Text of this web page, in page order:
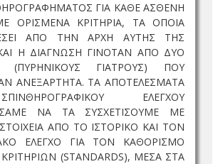
ΓΙΑ ΚΑΘΕ ΑΣΘΕΝΗ
ΟΡΙΣΜΕΝΑ ΚΡΙΤΗΡΙΑ, ΤΑ ΟΠΟΙΑ
ΑΠΟ ΤΗΝ ΑΡΧΗ ΑΥΤΗΣ ΤΗΣ
Η ΔΙΑΓΝΩΣΗ ΓΙΝΟΤΑΝ ΑΠΟ ΔΥΟ
(ΠΥΡΗΝΙΚΟΥΣ ΓΙΑΤΡΟΥΣ) ΠΟΥ
ΑΝΕΞΑΡΤΗΤΑ. ΤΑ ΑΠΟΤΕΛΕΣΜΑΤΑ
ΕΛΕΓΧΟΥ
ΝΑ ΤΑ ΣΥΣΧΕΤΙΣΟΥΜΕ ΜΕ
ΑΠΟ ΤΟ ΙΣΤΟΡΙΚΟ ΚΑΙ ΤΟΝ
ΕΛΕΓΧΟ ΓΙΑ ΤΟΝ ΚΑΘΟΡΙΣΜΟ
(STANDARDS), ΜΕΣΑ ΣΤΑ